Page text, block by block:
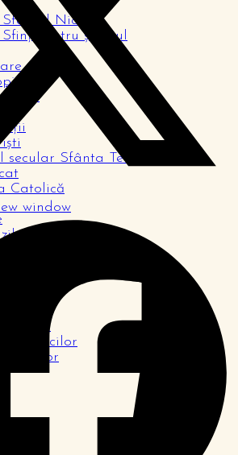
Sfântul Nicolae
Sfinții Petru și Paul
secular Sfânta Tereza
Catolică
tinerilor
logodnicilor
familiilor
window